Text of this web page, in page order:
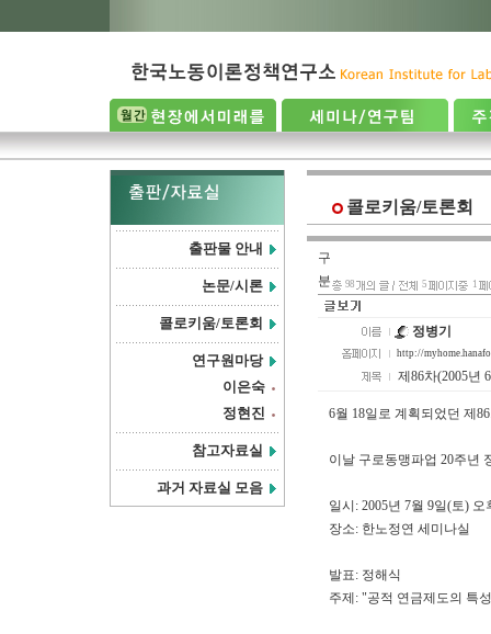
출판물 안내
논문/시론
콜로키움/토론회
연구원마당
이은숙
정현진
참고자료실
과거 자료실 모음
콜로키움/토론회
구
분
98 5 1
정병기
http://
제86차(2005년
6월 18일로 계획되었던 제
이날 구로동맹파업 20주년
일시: 2005년 7월 9일(토) 오
장소: 한노정연 세미나실
발표: 정해식
주제: "공적 연금제도의 특